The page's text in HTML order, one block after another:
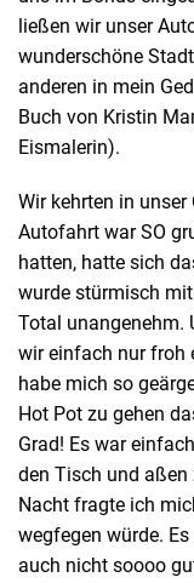
ließen wir unser
wunderschöne
anderen in mein
Buch von Kristin
Eismalerin).
Wir kehrten in unser
Autofahrt war SO
hatten, hatte sich
wurde stürmisch
Total unangenehm.
wir einfach nur froh
habe mich so
Hot Pot zu gehen
Grad! Es war
den Tisch und aßen
Nacht fragte ich
wegfegen würde.
auch nicht soooo